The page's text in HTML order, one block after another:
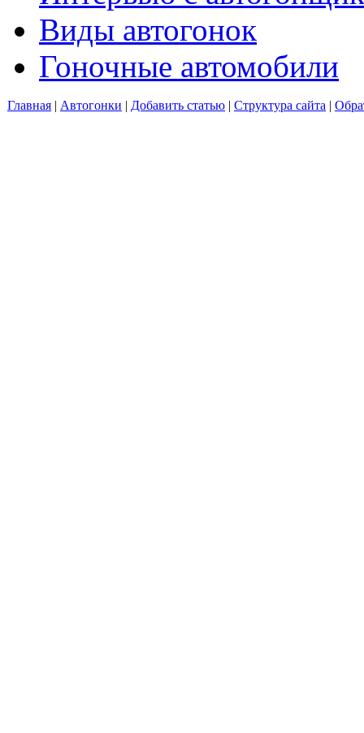
Виды автогонок
Гоночные автомобили
Главная | Автогонки | Добавить статью | Структура сайта |